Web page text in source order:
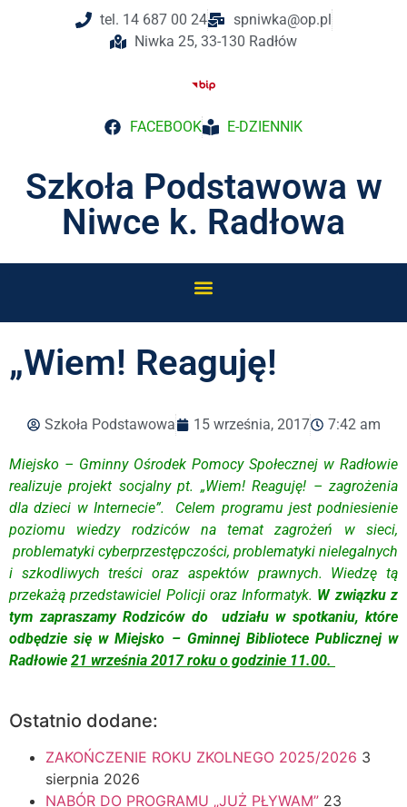
tel. 14 687 00 24
spniwka@op.pl
Niwka 25, 33-130 Radłów
FACEBOOK E-DZIENNIK
Szkoła Podstawowa w
Niwce k. Radłowa
„Wiem! Reaguję!
Szkoła Podstawowa 15 września, 2017 7:42 am
Miejsko – Gminny Ośrodek Pomocy Społecznej w Radłowie
realizuje projekt socjalny pt. „Wiem! Reaguję! – zagrożenia
dla dzieci w Internecie”. Celem programu jest podniesienie
poziomu wiedzy rodziców na temat zagrożeń w sieci,
problematyki cyberprzestępczości, problematyki nielegalnych
i szkodliwych treści oraz aspektów prawnych. Wiedzę tą
przekażą przedstawiciel Policji oraz Informatyk. W związku z
tym zapraszamy Rodziców do udziału w spotkaniu, które
odbędzie się w Miejsko – Gminnej Bibliotece Publicznej w
Radłowie 21 września 2017 roku o godzinie 11.00.
Ostatnio dodane:
ZAKOŃCZENIE ROKU ZKOLNEGO 2025/2026 3
sierpnia 2026
NABÓR DO PROGRAMU „JUŻ PŁYWAM” 23